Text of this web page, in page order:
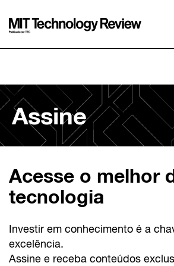
Ir
para
o
conteúdo
Assine
Acesse o melhor
tecnologia
Investir em conhecimento é a
excelência.
Assine e receba conteúdos